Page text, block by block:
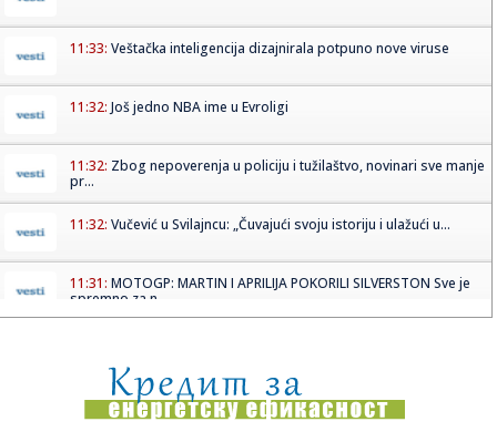
11:33: Veštačka inteligencija dizajnirala potpuno nove viruse
11:32: Još jedno NBA ime u Evroligi
11:32: Zbog nepoverenja u policiju i tužilaštvo, novinari sve manje
pr...
11:32: Vučević u Svilajncu: „Čuvajući svoju istoriju i ulažući u...
11:31: MOTOGP: MARTIN I APRILIJA POKORILI SILVERSTON Sve je
spremno za n...
11:23:VIDEO: Hiljade kvadratnih kilometara šuma u Ukrajini
prekrivene ...